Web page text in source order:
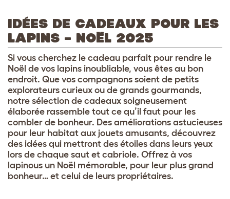
IDÉES DE CADEAUX POUR LES
LAPINS – NOËL 2025
Si vous cherchez le cadeau parfait pour rendre le
Noël de vos lapins inoubliable, vous êtes au bon
endroit. Que vos compagnons soient de petits
explorateurs curieux ou de grands gourmands,
notre sélection de cadeaux soigneusement
élaborée rassemble tout ce qu’il faut pour les
combler de bonheur. Des améliorations astucieuses
pour leur habitat aux jouets amusants, découvrez
des idées qui mettront des étoiles dans leurs yeux
lors de chaque saut et cabriole. Offrez à vos
lapinous un Noël mémorable, pour leur plus grand
bonheur… et celui de leurs propriétaires.